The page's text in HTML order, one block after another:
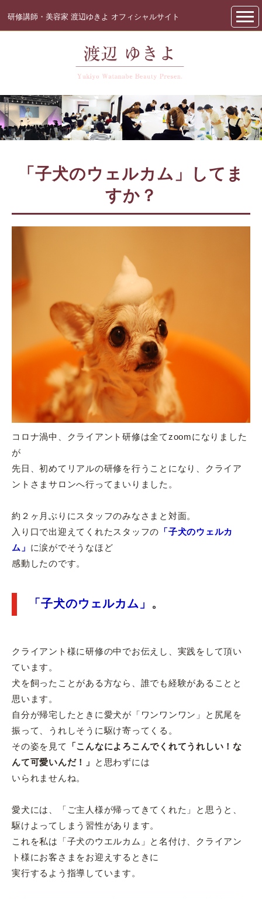
研修講師・美容家 渡辺ゆきよ オフィシャルサイト
「子犬のウェルカム」してま
すか？
コロナ渦中、クライアント研修は全てzoomになりました
が
先日、初めてリアルの研修を行うことになり、クライア
ントさまサロンへ行ってまいりました。
約２ヶ月ぶりにスタッフのみなさまと対面。
入り口で出迎えてくれたスタッフの 「子犬のウェルカ
ム」 に涙がでそうなほど
感動したのです。
「子犬のウェルカム」 。
クライアント様に研修の中でお伝えし、実践をして頂い
ています。
犬を飼ったことがある方なら、誰でも経験があることと
思います。
自分が帰宅したときに愛犬が「ワンワンワン」と尻尾を
振って、うれしそうに駆け寄ってくる。
その姿を見て
「こんなによろこんでくれてうれしい！な
んて可愛いんだ！」
と思わずには
いられませんね。
愛犬には、「ご主人様が帰ってきてくれた」と思うと、
駆けよってしまう習性があります。
これを私は「子犬のウエルカム」と名付け、クライアン
ト様にお客さまをお迎えするときに
実行するよう指導しています。